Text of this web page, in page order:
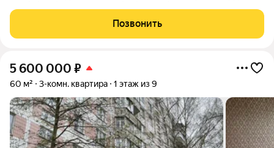
отделка. - Мастер-зона с гардеробной. Просторное место для
отдыха и удобного хранения
Позвонить
5 600 000 ₽
60 м² 3-комн. квартира 1 этаж из 9